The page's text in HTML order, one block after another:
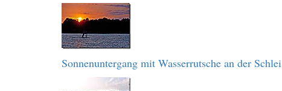
Sonnenuntergang mit Wasserrutsche an der Schlei